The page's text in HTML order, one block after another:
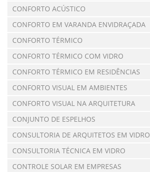
CONFORTO ACÚSTICO
CONFORTO EM VARANDA ENVIDRAÇADA
CONFORTO TÉRMICO
CONFORTO TÉRMICO COM VIDRO
CONFORTO TÉRMICO EM RESIDÊNCIAS
CONFORTO VISUAL EM AMBIENTES
CONFORTO VISUAL NA ARQUITETURA
CONJUNTO DE ESPELHOS
CONSULTORIA DE ARQUITETOS EM VIDRO
CONSULTORIA TÉCNICA EM VIDRO
CONTROLE SOLAR EM EMPRESAS